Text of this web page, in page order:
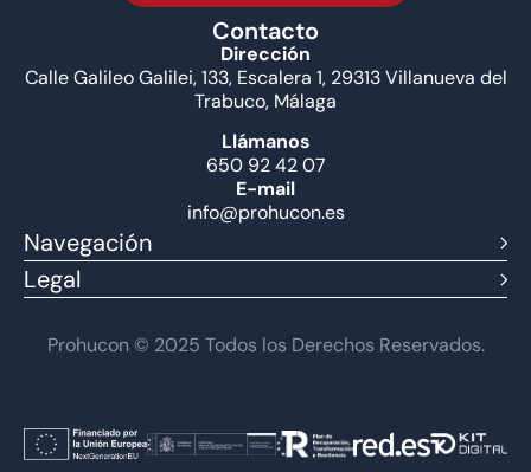
Contacto
Dirección
Calle Galileo Galilei, 133, Escalera 1, 29313 Villanueva del
Trabuco, Málaga
Llámanos
650 92 42 07
E-mail
info@prohucon.es
Navegación
Legal
Prohucon © 2025 Todos los Derechos Reservados.